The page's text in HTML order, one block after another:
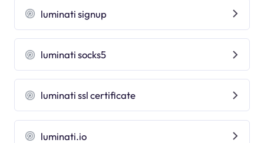
luminati signup
luminati socks5
luminati ssl certificate
luminati.io